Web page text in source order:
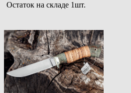
Остаток на складе 1шт.